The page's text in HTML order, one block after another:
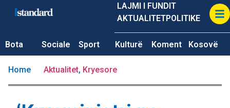
LAJMI I FUNDIT
AKTUALITETPOLITIKE
Bota Sociale Sport Kulturë Koment Kosovë
Home Aktualitet, Kryesore